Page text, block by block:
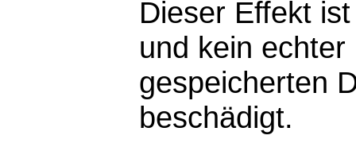
Dieser Effekt
und kein
gespeicherten
beschädigt.